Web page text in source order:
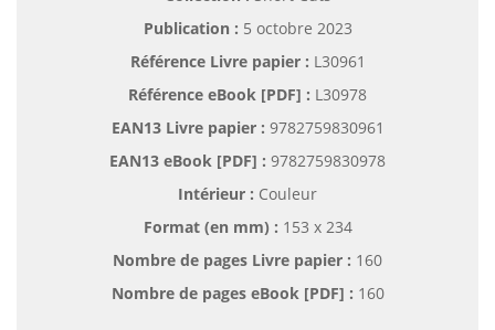
Publication : 5 octobre 2023
Référence Livre papier : L30961
Référence eBook [PDF] : L30978
EAN13 Livre papier : 9782759830961
EAN13 eBook [PDF] : 9782759830978
Intérieur : Couleur
Format (en mm) : 153 x 234
Nombre de pages Livre papier : 160
Nombre de pages eBook [PDF] : 160